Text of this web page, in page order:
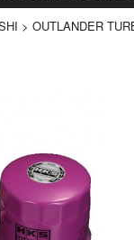
> OUTLANDER